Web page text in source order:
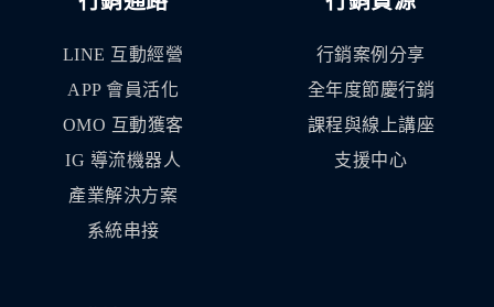
LINE 互動經營
APP 會員活化
OMO 互動獲客
IG 導流機器人
產業解決方案
系統串接
行銷案例分享
全年度節慶行銷
課程與線上講座
支援中心